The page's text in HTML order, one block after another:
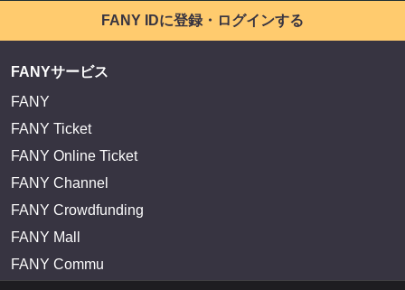
FANY IDに登録・ログインする
FANYサービス
FANY
FANY Ticket
FANY Online Ticket
FANY Channel
FANY Crowdfunding
FANY Mall
FANY Commu